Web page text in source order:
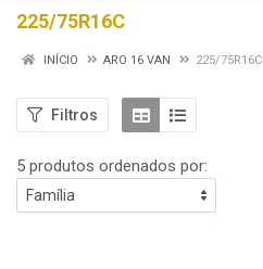
225/75R16C
INÍCIO ARO 16 VAN 225/75R16C
Filtros
5 produtos ordenados por: